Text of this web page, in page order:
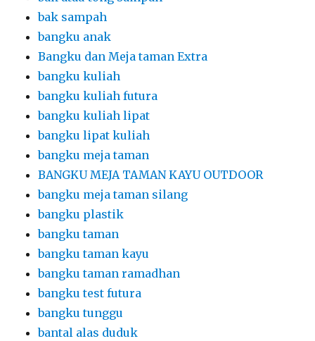
bangku plastik
bangku taman
bangku taman kayu
bangku taman ramadhan
bangku test futura
bangku tunggu
bantal alas duduk
bantal duduk
bantal lesehan
bantal lesehan dan karpet
bar table
barstool
barstool hitam
Barstool Hitam Kursi Bar Kotak
Barstool Hitam Kursi Silinder
barstool kursi
barstool meja